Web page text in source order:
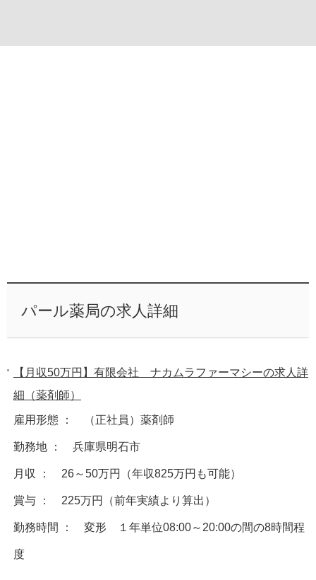
パール薬局の求人詳細
【月収50万円】有限会社 ナカムラファーマシーの求人詳
細（薬剤師）
雇用形態 ： （正社員）薬剤師
勤務地 ： 兵庫県明石市
月収 ： 26～50万円（年収825万円も可能）
賞与 ： 225万円（前年実績より算出）
勤務時間 ： 変形 １年単位08:00～20:00の間の8時間程
度